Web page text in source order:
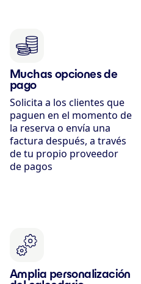
Muchas opciones de
pago
Solicita a los clientes que
paguen en el momento de
la reserva o envía una
factura después, a través
de tu propio proveedor
de pagos
Amplia personalización